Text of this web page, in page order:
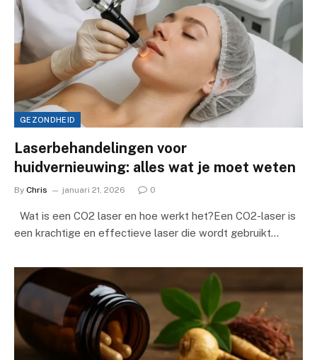
GEZONDHEID
Laserbehandelingen voor
huidvernieuwing: alles wat je moet weten
By Chris januari 21, 2026 0
Wat is een CO2 laser en hoe werkt het?Een CO2-laser is
een krachtige en effectieve laser die wordt gebruikt…